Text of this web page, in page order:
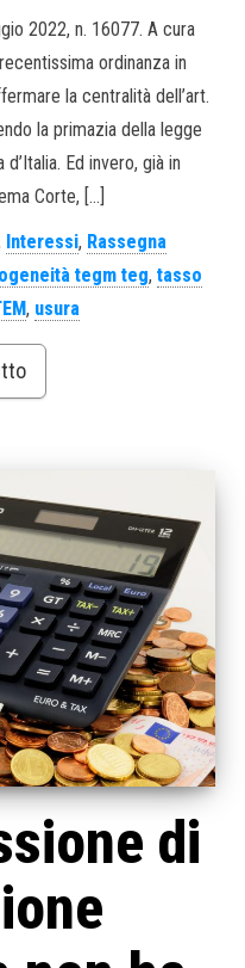
2022, n. 16077. A cura
ordinanza in
la centralità dell’art.
la primazia della legge
Ed invero, già in
Corte, […]
Interessi, Rassegna
tegm teg, tasso
, usura
di